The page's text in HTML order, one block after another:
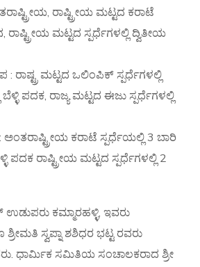
ರಾಷ್ಟ್ರೀಯ ಮಟ್ಟದ ಕರಾಟೆ
ರಾಷ್ಟ್ರೀಯ ಮಟ್ಟದ ಸ್ಪರ್ಧೆಗಳಲ್ಲಿ ದ್ವಿತೀಯ
ರಾಷ್ಟ್ರ ಮಟ್ಟದ ಒಲಿಂಪಿಕ್ ಸ್ಪರ್ಧೆಗಳಲ್ಲಿ
ಪದಕ, ರಾಜ್ಯ ಮಟ್ಟದ ಈಜು ಸ್ಪರ್ಧೆಗಳಲ್ಲಿ
ಅಂತರಾಷ್ಟ್ರೀಯ ಕರಾಟೆ ಸ್ಪರ್ಧೆಯಲ್ಲಿ 3 ಬಾರಿ
ಪದಕ ರಾಷ್ಟ್ರೀಯ ಮಟ್ಟದ ಸ್ಪರ್ಧೆಗಳಲ್ಲಿ 2
ಉಡುಪರು ಕಮ್ಮಾರಹಳ್ಳಿ, ಇವರು
ಸ್ವಪ್ನಾ ಶಶಿಧರ ಭಟ್ಟ ರವರು
ಧಾರ್ಮಿಕ ಸಮಿತಿಯ ಸಂಚಾಲಕರಾದ ಶ್ರೀ